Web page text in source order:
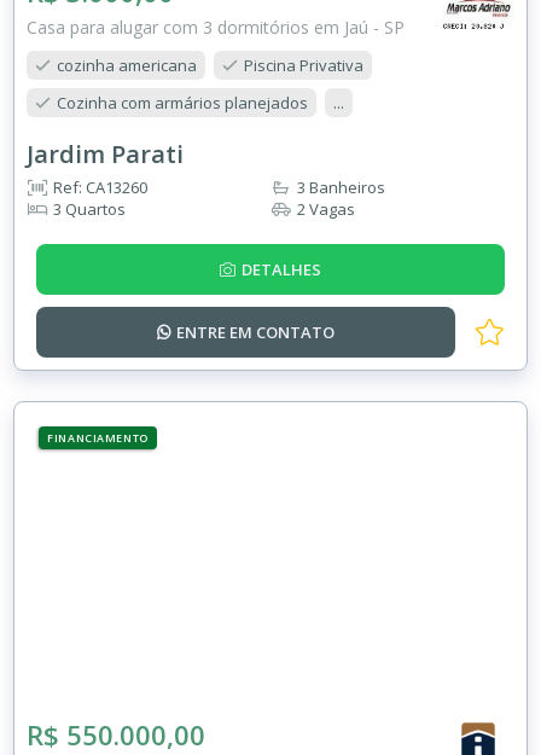
Casa para alugar com 3 dormitórios em Jaú - SP
cozinha americana
Piscina Privativa
Cozinha com armários planejados
...
Jardim Parati
Ref: CA13260
3 Quartos
3 Banheiros
2 Vagas
DETALHES
ENTRE EM CONTATO
FINANCIAMENTO
R$ 550.000,00